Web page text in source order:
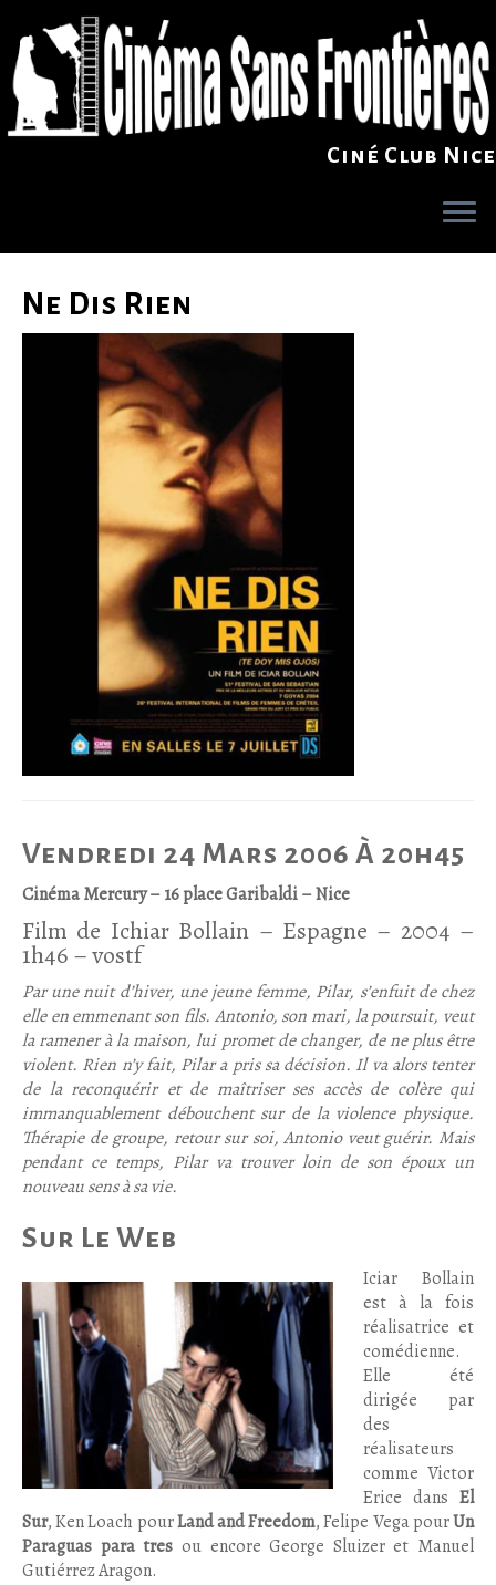
content
Ciné Club Nice
Ne Dis Rien
Vendredi 24 Mars 2006 À 20h45
Cinéma Mercury – 16 place Garibaldi – Nice
Film de Ichiar Bollain – Espagne – 2004 –
1h46 – vostf
Par une nuit d’hiver, une jeune femme, Pilar, s’enfuit de chez
elle en emmenant son fils. Antonio, son mari, la poursuit, veut
la ramener à la maison, lui promet de changer, de ne plus être
violent. Rien n’y fait, Pilar a pris sa décision. Il va alors tenter
de la reconquérir et de maîtriser ses accès de colère qui
immanquablement débouchent sur de la violence physique.
Thérapie de groupe, retour sur soi, Antonio veut guérir. Mais
pendant ce temps, Pilar va trouver loin de son époux un
nouveau sens à sa vie.
Sur Le Web
Iciar Bollain
est à la fois
réalisatrice et
comédienne.
Elle été
dirigée par
des
réalisateurs
comme Victor
Erice dans El
Sur, Ken Loach pourLand and Freedom, Felipe Vega pourUn
Paraguas para tres ou encore George Sluizer et Manuel
Gutiérrez Aragon.